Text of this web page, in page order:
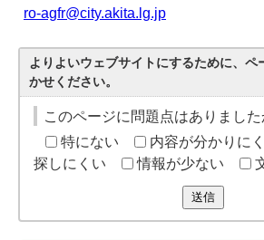
ro-agfr@city.akita.lg.jp
よりよいウェブサイトにするために、ペ
かせください。
このページに問題点はありまし
特にない
内容が分かりに
探しにくい
情報が少ない
送信